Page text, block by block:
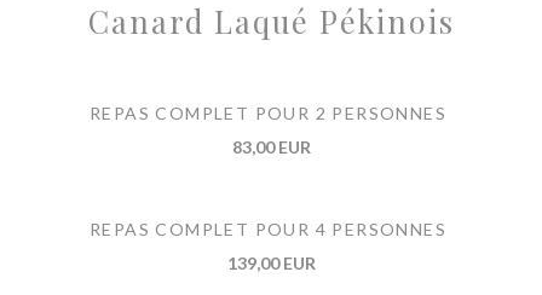
Canard Laqué Pékinois
REPAS COMPLET POUR 2 PERSONNES
83,00 EUR
REPAS COMPLET POUR 4 PERSONNES
139,00 EUR